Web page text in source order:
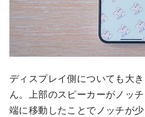
ディスプレイ側についても大
ん。上部のスピーカーがノッ
端に移動したことでノッチが